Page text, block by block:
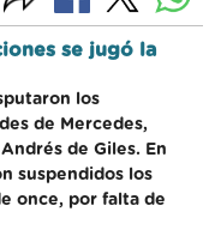
se jugó la
los
de Mercedes,
de Giles. En
suspendidos los
once, por falta de